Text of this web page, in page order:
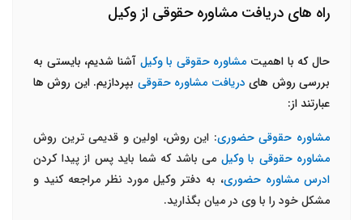
راه های دریافت مشاوره حقوقی از وکیل
حال که با اهمیت مشاوره حقوقی با وکیل آشنا شدیم، بایستی به
بررسی روش های دریافت مشاوره حقوقی بپردازیم. این روش ها
عبارتند از:
مشاوره حقوقی حضوری: این روش، اولین و قدیمی ترین روش
مشاوره حقوقی با وکیل می باشد که شما باید پس از پیدا کردن
ادرس مشاوره حضوری، به دفتر وکیل مورد نظر مراجعه کنید و
مشکل خود را با وی در میان بگذارید.